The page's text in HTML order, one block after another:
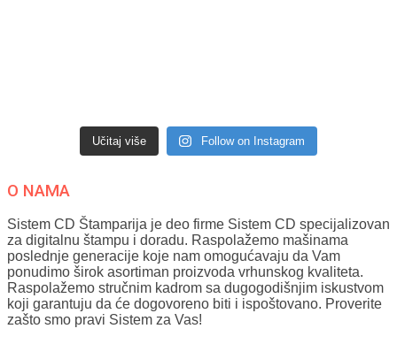
Učitaj više Follow on Instagram
O NAMA
Sistem CD Štamparija je deo firme Sistem CD specijalizovan
za digitalnu štampu i doradu. Raspolažemo mašinama
poslednje generacije koje nam omogućavaju da Vam
ponudimo širok asortiman proizvoda vrhunskog kvaliteta.
Raspolažemo stručnim kadrom sa dugogodišnjim iskustvom
koji garantuju da će dogovoreno biti i ispoštovano. Proverite
zašto smo pravi Sistem za Vas!